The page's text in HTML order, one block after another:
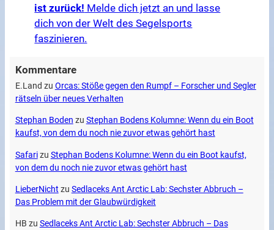
ist zurück! Melde dich jetzt an und lasse
dich von der Welt des Segelsports
faszinieren.
Kommentare
E.Land zu Orcas: Stöße gegen den Rumpf – Forscher und Segler
rätseln über neues Verhalten
Stephan Boden zu Stephan Bodens Kolumne: Wenn du ein Boot
kaufst, von dem du noch nie zuvor etwas gehört hast
Safarizu Stephan Bodens Kolumne: Wenn du ein Boot kaufst,
von dem du noch nie zuvor etwas gehört hast
LieberNicht zu Sedlaceks Ant Arctic Lab: Sechster Abbruch –
Das Problem mit der Glaubwürdigkeit
HB zu Sedlaceks Ant Arctic Lab: Sechster Abbruch – Das